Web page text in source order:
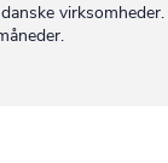
virksomheder.